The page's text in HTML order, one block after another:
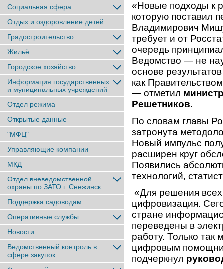
Социальная сфера
Отдых и оздоровление детей
Градостроительство
Жильё
Городское хозяйство
Информация государственных
и муниципальных учреждений
Отдел режима
Открытые данные
"МФЦ"
Управляющие компании
МКД
Отдел вневедомственной
охраны по ЗАТО г. Снежинск
Поддержка садоводам
Оперативные службы
Новости
Ведомственный контроль в
сфере закупок
«Новые подходы к
которую поставил
Владимирович
требует и от
очередь
Ведомство — не
основе
как
— отметил
Решетников.
По словам главы
затронута
Новый импульс
расширен круг
Появились
технологий,
«Для решения
цифровизация.
стране
переведены в
работу. Только
цифровым
подчеркнул